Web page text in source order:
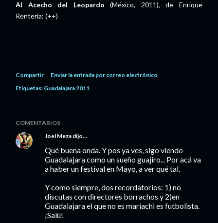
Al Acecho del Leopardo (México, 2011), de Enrique
Rentería: (++)
Compartir
Enviar la entrada por correo electrónico
Etiquetas: Guadalajara 2011
COMENTARIOS
Joel Meza dijo…
Qué buena onda. Y pos ya ves, sigo viendo
Guadalajara como un sueño guajiro... Por acá va
a haber un festival en Mayo, a ver qué tal.
Y como siempre, dos recordatorios: 1) no
discutas con directores borrachos y 2)en
Guadalajara el que no es mariachi es futbolista.
¡Salú!